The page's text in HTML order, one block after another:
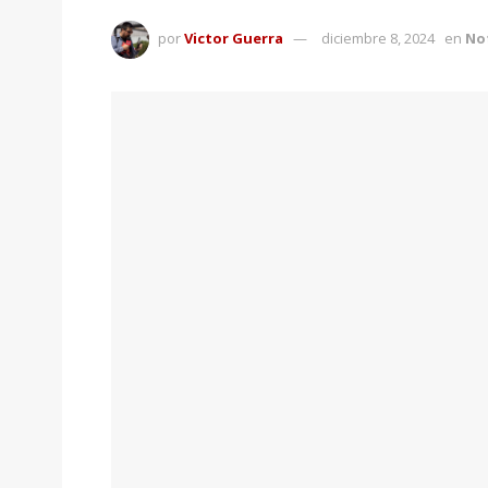
porVictor Guerra diciembre 8, 2024 en